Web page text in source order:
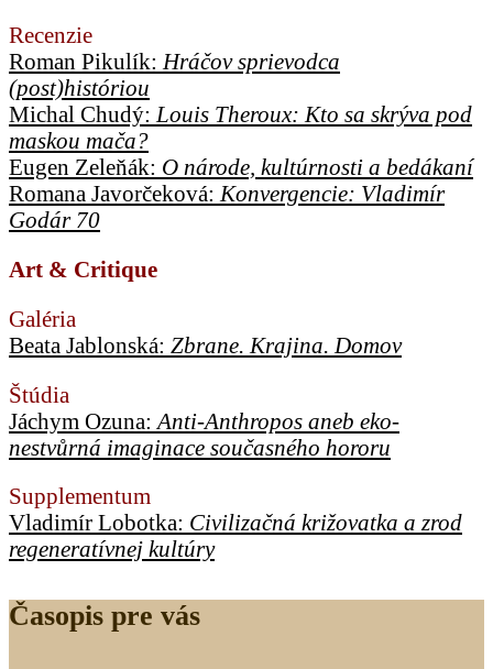
Recenzie
Roman Pikulík: Hráčov sprievodca
(post)históriou
Michal Chudý: Louis Theroux: Kto sa skrýva pod
maskou mača?
Eugen Zeleňák: O národe, kultúrnosti a bedákaní
Romana Javorčeková: Konvergencie: Vladimír
Godár 70
Art & Critique
Galéria
Beata Jablonská: Zbrane. Krajina. Domov
Štúdia
Jáchym Ozuna: Anti-Anthropos aneb eko-
nestvůrná imaginace současného hororu
Supplementum
Vladimír Lobotka: Civilizačná križovatka a zrod
regeneratívnej kultúry
Časopis pre vás